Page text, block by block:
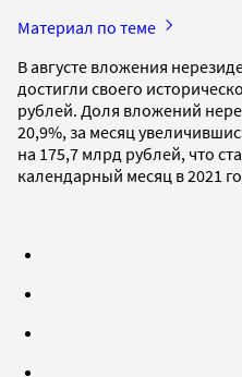
Материал по теме
В августе вложения
достигли своего
рублей. Доля вложений
20,9%, за месяц
на 175,7 млрд рублей, что
календарный месяц в 2021